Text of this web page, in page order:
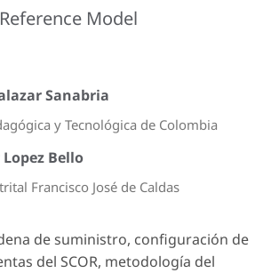
Model
Sanabria
y Tecnológica de Colombia
Bello
Francisco José de Caldas
de suministro, configuración de
del SCOR, metodología del